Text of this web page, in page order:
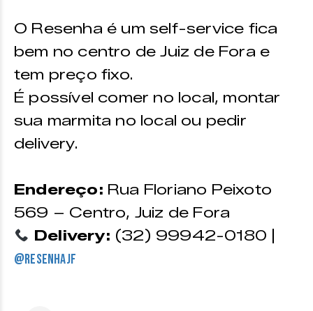
O Resenha é um self-service fica
bem no centro de Juiz de Fora e
tem preço fixo.
É possível comer no local, montar
sua marmita no local ou pedir
delivery.
Endereço: Rua Floriano Peixoto
569 – Centro, Juiz de Fora
Delivery: (32) 99942-0180 |
@resenhajf